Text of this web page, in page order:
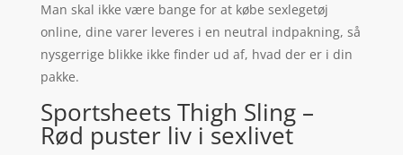
Man skal ikke være bange for at købe sexlegetøj
online, dine varer leveres i en neutral indpakning, så
nysgerrige blikke ikke finder ud af, hvad der er i din
pakke.
Sportsheets Thigh Sling –
Rød puster liv i sexlivet